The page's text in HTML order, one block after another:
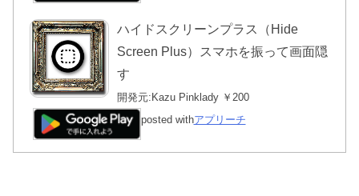
ハイドスクリーンプラス（Hide
Screen Plus）スマホを振って画面隠
す
開発元: Kazu Pinklady ￥200
posted withアプリーチ